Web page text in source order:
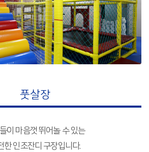
풋살장
이 마음껏 뛰어놀 수 있는
한 인조잔디 구장입니다.